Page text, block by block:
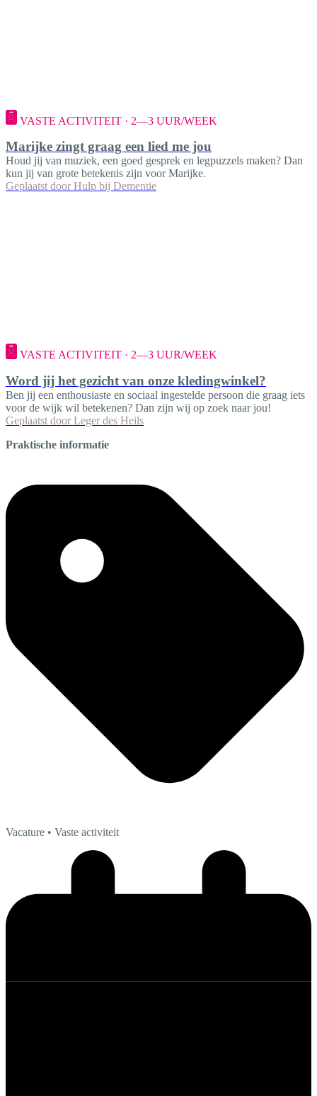
VASTE ACTIVITEIT · 2—3 UUR/WEEK
Marijke zingt graag een lied me jou
Houd jij van muziek, een goed gesprek en legpuzzels maken? Dan
kun jij van grote betekenis zijn voor Marijke.
Geplaatst door Hulp bij Dementie
VASTE ACTIVITEIT · 2—3 UUR/WEEK
Word jij het gezicht van onze kledingwinkel?
Ben jij een enthousiaste en sociaal ingestelde persoon die graag iets
voor de wijk wil betekenen? Dan zijn wij op zoek naar jou!
Geplaatst door Leger des Heils
Praktische informatie
Vacature • Vaste activiteit